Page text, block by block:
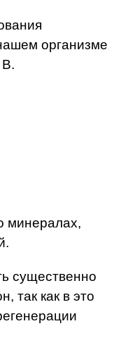
организме
минералах,
существенно
так как в это